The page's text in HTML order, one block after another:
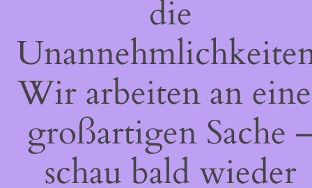
die
Wir arbeiten an
großartigen Sache
schau bald wieder